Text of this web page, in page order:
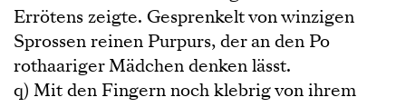
Errötens zeigte. Gesprenkelt von winzigen
Sprossen reinen Purpurs, der an den Po
rothaariger Mädchen denken lässt.
q) Mit den Fingern noch klebrig von ihrem